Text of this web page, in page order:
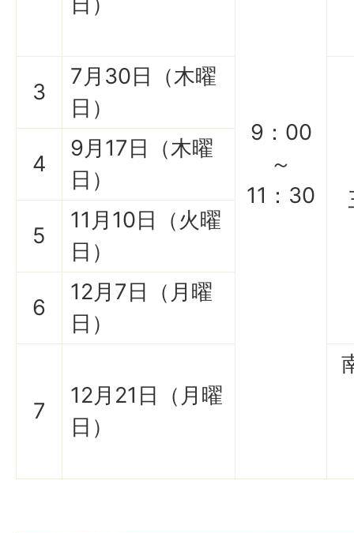
9：00
～
11：30
3
7月30日（木曜
日）
4
9月17日（木曜
日）
5
11月10日（火曜
日）
6
12月7日（月曜
日）
7
12月21日（月曜
日）